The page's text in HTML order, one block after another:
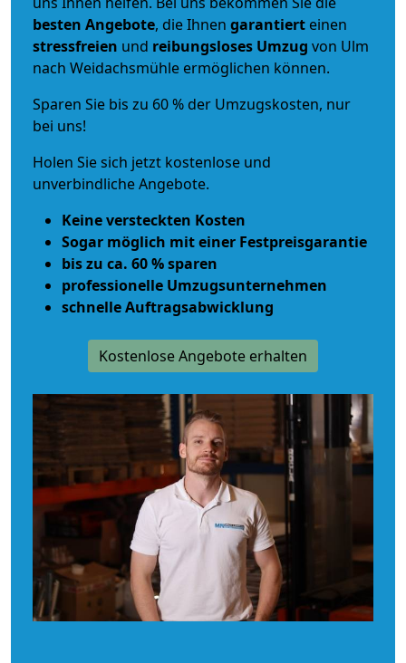
besten Angebote, die Ihnen garantiert einen
stressfreien und reibungsloses Umzug von Ulm
nach Weidachsmühle ermöglichen können.
Sparen Sie bis zu 60 % der Umzugskosten, nur
bei uns!
Holen Sie sich jetzt kostenlose und
unverbindliche Angebote.
Keine versteckten Kosten
Sogar möglich mit einer Festpreisgarantie
bis zu ca. 60 % sparen
professionelle Umzugsunternehmen
schnelle Auftragsabwicklung
Kostenlose Angebote erhalten